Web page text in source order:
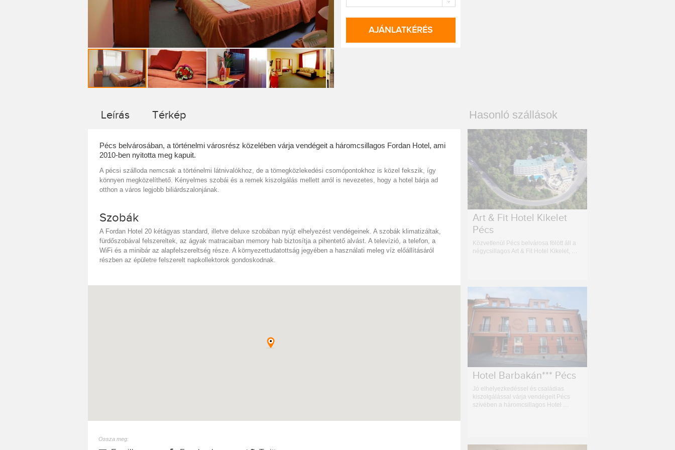
AJÁNLATKÉRÉS
Leírás Térkép
Pécs belvárosában, a történelmi városrész közelében várja vendégeit a háromcsillagos Fordan Hotel, ami
2010-ben nyitotta meg kapuit.
A pécsi szálloda nemcsak a történelmi látnivalókhoz, de a tömegközlekedési csomópontokhoz is közel fekszik, így
könnyen megközelíthető. Kényelmes szobái és a remek kiszolgálás mellett arról is nevezetes, hogy a hotel bárja ad
otthon a város legjobb biliárdszalonjának.
Szobák
A Fordan Hotel 20 kétágyas standard, illetve deluxe szobában nyújt elhelyezést vendégeinek. A szobák klimatizáltak,
fürdőszobával felszereltek, az ágyak matracaiban memory hab biztosítja a pihentető alvást. A televízió, a telefon, a
WiFi és a minibár az alapfelszereltség része. A környezettudatottság jegyében a használati meleg víz előállításáról
részben az épületre felszerelt napkollektorok gondoskodnak.
Ossza meg:
Hasonló szállások
Art & Fit Hotel Kikelet
Pécs
Közvetlenül Pécs belvárosa fölött áll a
négycsillagos Art & Fit Hotel Kikelet, …
Hotel Barbakán*** Pécs
Jó elhelyezkedéssel és családias
kiszolgálással várja vendégeit Pécs
szívében a háromcsillagos Hotel …